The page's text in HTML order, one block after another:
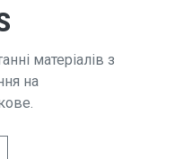
матеріалів з
на